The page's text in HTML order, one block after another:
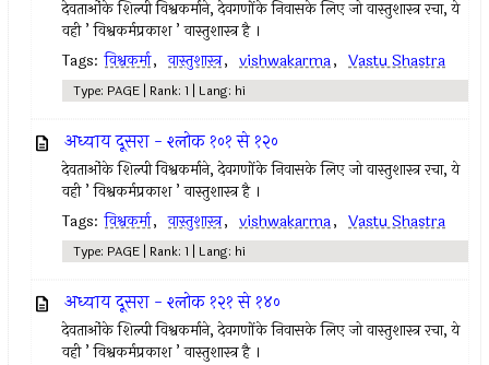
देवताओंके शिल्पी विश्वकर्माने, देवगणोंके निवासके लिए जो वास्तुशास्त्र रचा, ये
वही ’ विश्वकर्मप्रकाश ’ वास्तुशास्त्र है ।
Tags: विश्वकर्मा, वास्तुशास्त्र, vishwakarma, Vastu Shastra
Type: PAGE | Rank: 1 | Lang: hi
अध्याय दूसरा - श्लोक १०१ से १२०
देवताओंके शिल्पी विश्वकर्माने, देवगणोंके निवासके लिए जो वास्तुशास्त्र रचा, ये
वही ’ विश्वकर्मप्रकाश ’ वास्तुशास्त्र है ।
Tags: विश्वकर्मा, वास्तुशास्त्र, vishwakarma, Vastu Shastra
Type: PAGE | Rank: 1 | Lang: hi
अध्याय दूसरा - श्लोक १२१ से १४०
देवताओंके शिल्पी विश्वकर्माने, देवगणोंके निवासके लिए जो वास्तुशास्त्र रचा, ये
वही ’ विश्वकर्मप्रकाश ’ वास्तुशास्त्र है ।